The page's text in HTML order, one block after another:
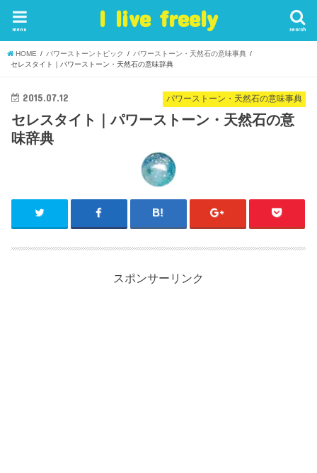
I live freely search
menu
HOME パワーストーントピック
パワーストーン・天然石の意味事典
セレスタイト｜パワーストーン・天然石の意味辞典
パワーストーン・天然石の意味事典
2015.07.12
セレスタイト｜パワーストーン・天然石の意
味辞典
スポンサーリンク